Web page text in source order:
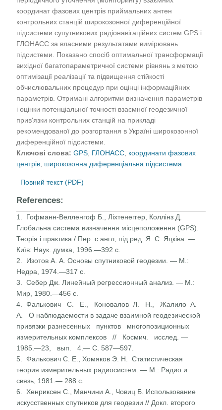
координат фазових центрів приймальних антен
контрольних станцій широкозонної диференційної
підсистеми супутникових радіонавігаційних систем GPS і
ГЛОНАСС за власними результатами вимірювань
підсистеми. Показано спосіб оптимальної трансформації
вихідної багатопараметричної системи рівнянь з метою
оптимізації реалізації та підвищення стійкості
обчислювальних процедур при оцінці інформаційних
параметрів. Отримані алгоритми визначення параметрів
і оцінки потенціальної точності взаємної геодезичної
прив'язки контрольних станцій на прикладі
рекомендованої до розгортання в Україні широкозонної
диференційної підсистеми.
Ключові слова: GPS ГЛОНАСС координати фазових
центрів широкозонна диференціальна підсистема
Повний текст (PDF)
References:
1. Гофманн-Велленгоф Б., Ліхтенеггер, Коллінз Д.
Глобальна система визначення місцеположення (GPS).
Теорія і прак­тика / Пер. с англ, під ред. Я. С. Яцківа. —
Київ: Наук. думка, 1996.—392 с.
2. Изотов А. А. Основы спутниковой геодезии. — М.:
Недра, 1974.—317 с.
3. Себер Дж. Линейный регрессионный анализ. — М.:
Мир, 1980.—456 с.
4. Фалькович С. Е., Коновалов Л. Н., Жалило А.
А. О наблюдаемости в задаче взаимной геодезической
привязки разнесенных пунктов многопозиционных
измерительных комплексов // Космич. исслед. —
1985.—23, вып. 4.— С. 587—597.
5. Фалькович С. Е., Хомяков Э. Н. Статистическая
теория измерительных радиосистем. — М.: Радио и
связь, 1981.— 288 с.
6. Хенриксен С., Манчини А., Човиц Б. Использование
искусственных спутников для геодезии // Докл. второго